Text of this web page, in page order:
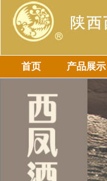
首页 产品展示